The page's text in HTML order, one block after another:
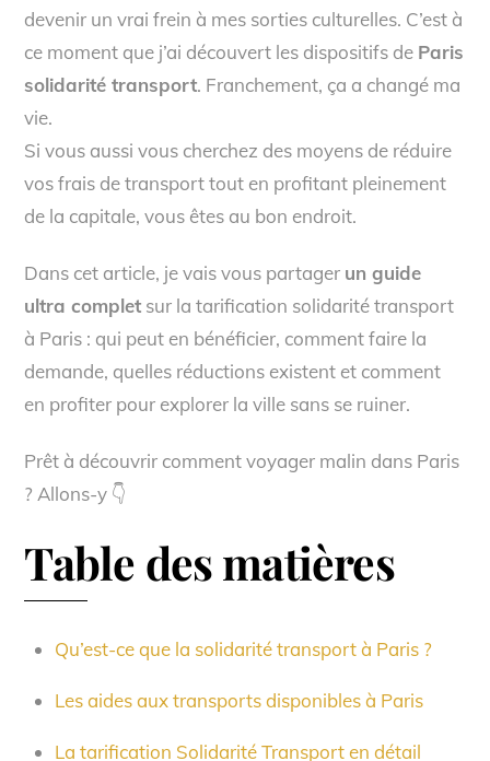
devenir un vrai frein à mes sorties culturelles. C’est à
ce moment que j’ai découvert les dispositifs de Paris
solidarité transport. Franchement, ça a changé ma
vie.
Si vous aussi vous cherchez des moyens de réduire
vos frais de transport tout en profitant pleinement
de la capitale, vous êtes au bon endroit.
Dans cet article, je vais vous partager un guide
ultra complet sur la tarification solidarité transport
à Paris : qui peut en bénéficier, comment faire la
demande, quelles réductions existent et comment
en profiter pour explorer la ville sans se ruiner.
Prêt à découvrir comment voyager malin dans Paris
? Allons-y 👇
Table des matières
Qu’est-ce que la solidarité transport à Paris ?
Les aides aux transports disponibles à Paris
La tarification Solidarité Transport en détail